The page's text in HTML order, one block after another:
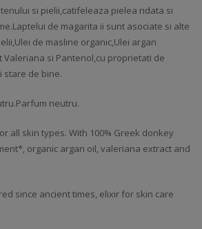
si pielii,catifeleaza pielea ridata si
de magarita ii sunt asociate si alte
de masline organic,Ulei argan
Valeriana si Pantenol,cu proprietati de
stare de bine.
neutru.
all skin types. With 100% Greek donkey
organic argan oil, valeriana extract and
since ancient times, elixir for skin care